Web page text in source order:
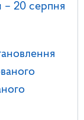
– 20 серпня